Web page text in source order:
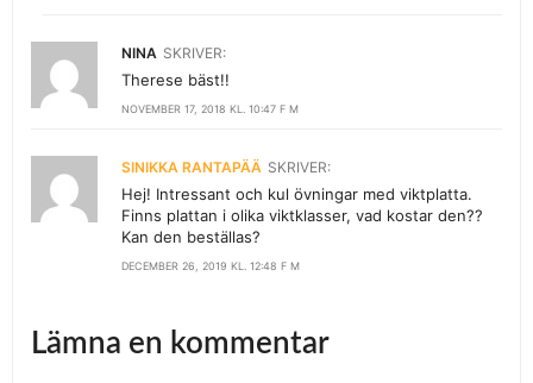
NINA SKRIVER:
NOVEMBER 17, 2018 KL. 10:47 F M
Therese bäst!!
SINIKKA RANTAPÄÄ SKRIVER:
DECEMBER 26, 2019 KL. 12:48 F M
Hej! Intressant och kul övningar med viktplatta.
Finns plattan i olika viktklasser, vad kostar den??
Kan den beställas?
Lämna en kommentar